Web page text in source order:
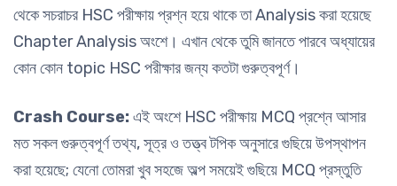
থেকে সচরাচর HSC পরীক্ষায় প্রশ্ন হয়ে থাকে তা Analysis করা হয়েছে
Chapter Analysis অংশে। এখান থেকে তুমি জানতে পারবে অধ্যায়ের
কোন কোন topic HSC পরীক্ষার জন্য কতটা গুরুত্বপূর্ণ।
Crash Course:এই অংশে HSC পরীক্ষায় MCQ প্রশ্নে আসার
মত সকল গুরুত্বপূর্ণ তথ্য, সূত্র ও তত্ত্ব টপিক অনুসারে গুছিয়ে উপস্থাপন
করা হয়েছে; যেনো তোমরা খুব সহজে অল্প সময়েই গুছিয়ে MCQ প্রস্তুতি